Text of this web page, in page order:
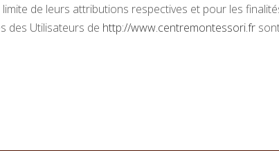
limite de leurs attributions respectives et pour les
des Utilisateurs de http://www.centremontessori.fr